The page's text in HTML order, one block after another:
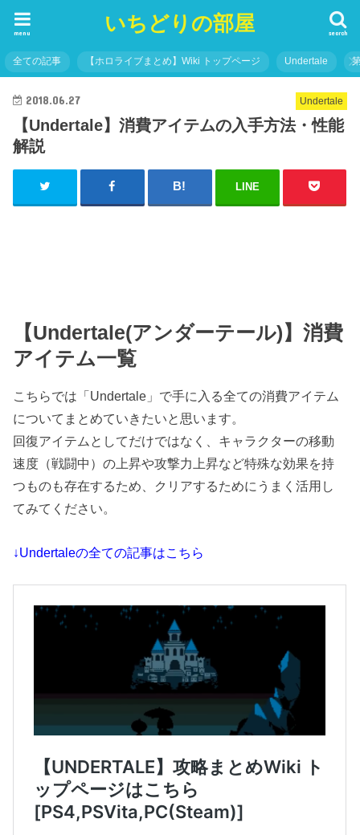
いちどりの部屋 search
menu
全ての記事 【ホロライブまとめ】Wiki トップページ Undertale
Undertale
2018.06.27
【Undertale】消費アイテムの入手方法・性能
解説
LINE
【Undertale(アンダーテール)】消費
アイテム一覧
こちらでは「Undertale」で手に入る全ての消費アイテム
についてまとめていきたいと思います。
回復アイテムとしてだけではなく、キャラクターの移動
速度（戦闘中）の上昇や攻撃力上昇など特殊な効果を持
つものも存在するため、クリアするためにうまく活用し
てみてください。
↓Undertaleの全ての記事はこちら